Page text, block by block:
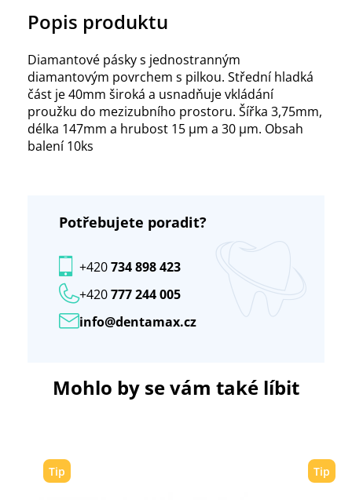
Popis produktu
Diamantové pásky s jednostranným
diamantovým povrchem s pilkou. Střední hladká
část je 40mm široká a usnadňuje vkládání
proužku do mezizubního prostoru. Šířka 3,75mm,
délka 147mm a hrubost 15 μm a 30 μm. Obsah
balení 10ks
Potřebujete poradit?
info@dentamax.cz
+420777 244 005
+420734 898 423
Mohlo by se vám také líbit
Tip Tip